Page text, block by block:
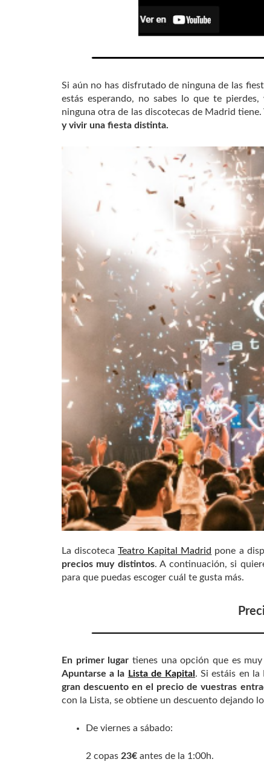
Si aún no has disfrutado de ninguna de las
estás esperando, no sabes lo que te
ninguna otra de las discotecas de Madrid tiene.
y vivir una fiesta distinta.
La discotecaTeatro Kapital Madrid pone a
precios muy distintos. A continuación, si
para que puedas escoger cuál te gusta más.
En primer lugar tienes una opción que es
Apuntarse a la Lista de Kapital . Si estáis en
gran descuento en el precio de vuestras
con la Lista, se obtiene un descuento dejando
De viernes a sábado:
2 copas 23€ antes de la 1:00h.